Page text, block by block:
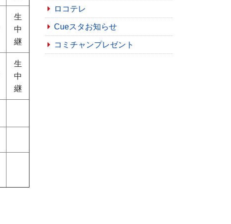
生
中
継
生
中
継
ロコテレ
Cueスタお知らせ
コミチャンプレゼント